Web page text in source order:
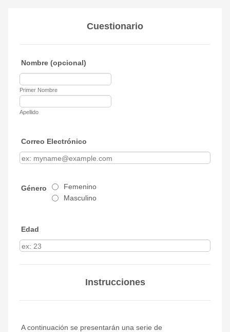
Cuestionario
Nombre (opcional)
Primer Nombre
Apellido
Correo Electrónico
Género
Femenino
Masculino
Edad
Instrucciones
A continuación se presentarán una serie de